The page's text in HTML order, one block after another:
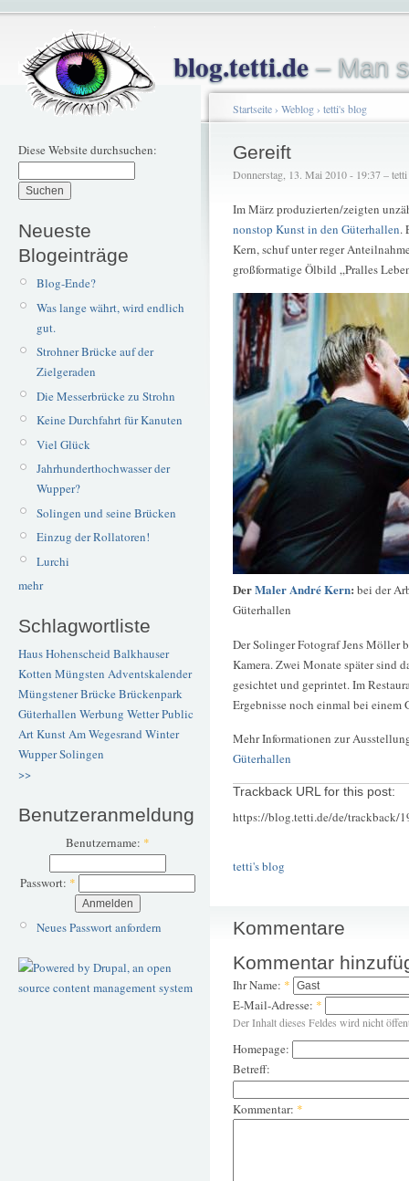
blog.tetti.de– Man
Diese Website durchsuchen:
Neueste
Blogeinträge
Blog-Ende?
Was lange währt, wird endlich
gut.
Strohner Brücke auf der
Zielgeraden
Die Messerbrücke zu Strohn
Keine Durchfahrt für Kanuten
Viel Glück
Jahrhunderthochwasser der
Wupper?
Solingen und seine Brücken
Einzug der Rollatoren!
Lurchi
mehr
Schlagwortliste
Haus Hohenscheid Balkhauser
Kotten Müngsten Adventskalender
Müngstener BrückeBrückenpark
Güterhallen Werbung WetterPublic
ArtKunstAm Wegesrand Winter
WupperSolingen
>>
Benutzeranmeldung
Benutzername: *
Passwort: *
Neues Passwort anfordern
Startseite› Weblog› tetti's blog
Gereift
Donnerstag, 13. Mai 2010 - 19:37 – tetti
Im März produzierten/zeigten
nonstop Kunst in den Güterhallen.
Kern, schuf unter reger
großformatige Ölbild „Pralles
DerMaler André Kern: bei der
Güterhallen
Der Solinger Fotograf Jens Möller
Kamera. Zwei Monate später sind
gesichtet und geprintet. Im
Ergebnisse noch einmal bei einem
Mehr Informationen zur
Güterhallen
Trackback URL for this post:
https://blog.tetti.de/de/trackback/
tetti's blog
Kommentare
Kommentar
Ihr Name: *
E-Mail-Adresse: *
Der Inhalt dieses Feldes wird nicht
Homepage:
Betreff:
Kommentar: *